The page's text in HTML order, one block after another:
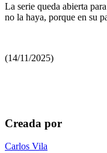
La serie queda abierta
no la haya, porque en su
(14/11/2025)
Creada por
Carlos Vila